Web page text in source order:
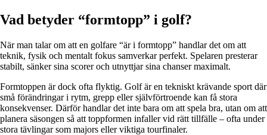
Vad betyder “formtopp” i golf?
När man talar om att en golfare “är i formtopp” handlar det om att
teknik, fysik och mentalt fokus samverkar perfekt. Spelaren presterar
stabilt, sänker sina scorer och utnyttjar sina chanser maximalt.
Formtoppen är dock ofta flyktig. Golf är en tekniskt krävande sport där
små förändringar i rytm, grepp eller självförtroende kan få stora
konsekvenser. Därför handlar det inte bara om att spela bra, utan om att
planera säsongen så att toppformen infaller vid rätt tillfälle – ofta under
stora tävlingar som majors eller viktiga tourfinaler.